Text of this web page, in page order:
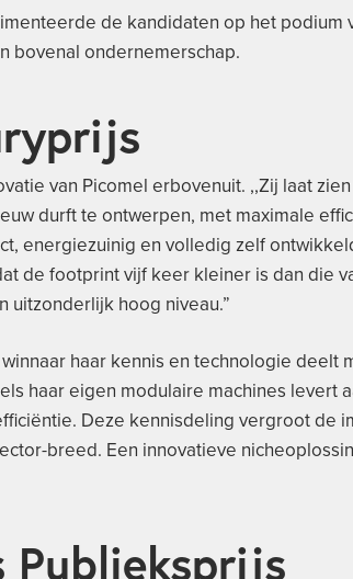
de kandidaten op het podium
bovenal ondernemerschap.
van Picomel erbovenuit. ,,Zij laat
durft te ontwerpen, met maximale
energiezuinig en volledig zelf
de footprint vijf keer kleiner is dan die
uitzonderlijk hoog niveau.”
haar kennis en technologie deelt
haar eigen modulaire machines
Deze kennisdeling vergroot de
breed. Een innovatieve
Publieksprijs